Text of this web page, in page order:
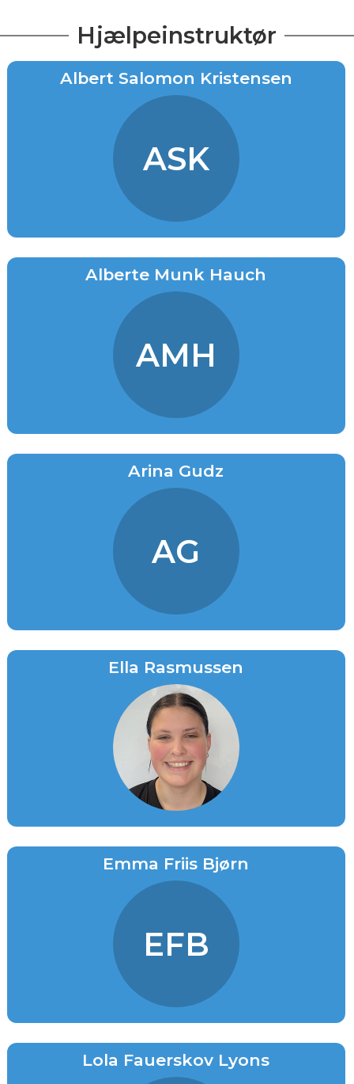
Hjælpeinstruktør
Albert Salomon Kristensen
ASK
Alberte Munk Hauch
AMH
Arina Gudz
AG
Ella Rasmussen
Emma Friis Bjørn
EFB
Lola Fauerskov Lyons